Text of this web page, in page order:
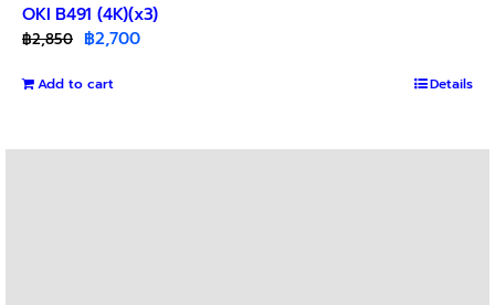
OKI B491 (4K)(x3)
฿2,850 Original
was:
฿2,700Current
Add to cart Details